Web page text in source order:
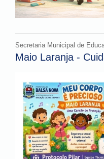
Secretaria Municipal de
Maio Laranja -